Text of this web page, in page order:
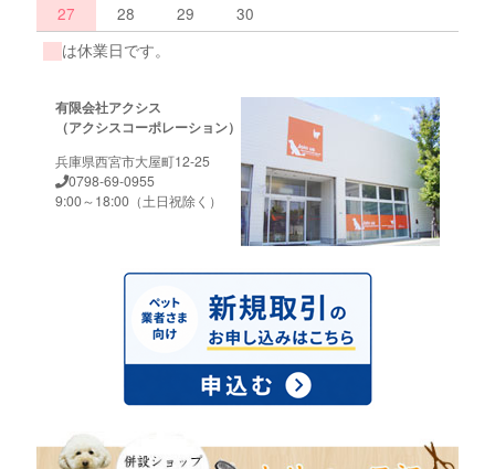
27
28 29
30
は休業日です。
有限会社アクシス
（アクシスコーポレーション）
兵庫県西宮市大屋町12-25
0798-69-0955
9:00～18:00（土日祝除く）